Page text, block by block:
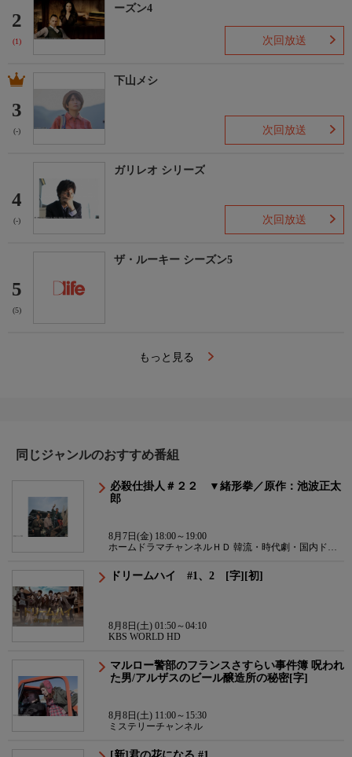
2
(1)
ーズン4
次回放送
3
(-)
下山メシ
次回放送
4
(-)
ガリレオ シリーズ
次回放送
5
(5)
ザ・ルーキー シーズン5
もっと見る
同じジャンルのおすすめ番組
必殺仕掛人＃２２ ▼緒形拳／原作：池波正太
郎
8月7日(金) 18:00～19:00
ホームドラマチャンネルＨＤ 韓流・時代劇・国内ドラ
ドリームハイ #1、2 [字][初]
8月8日(土) 01:50～04:10
KBS WORLD HD
マルロー警部のフランスさすらい事件簿 呪われ
た男/アルザスのビール醸造所の秘密[字]
8月8日(土) 11:00～15:30
ミステリーチャンネル